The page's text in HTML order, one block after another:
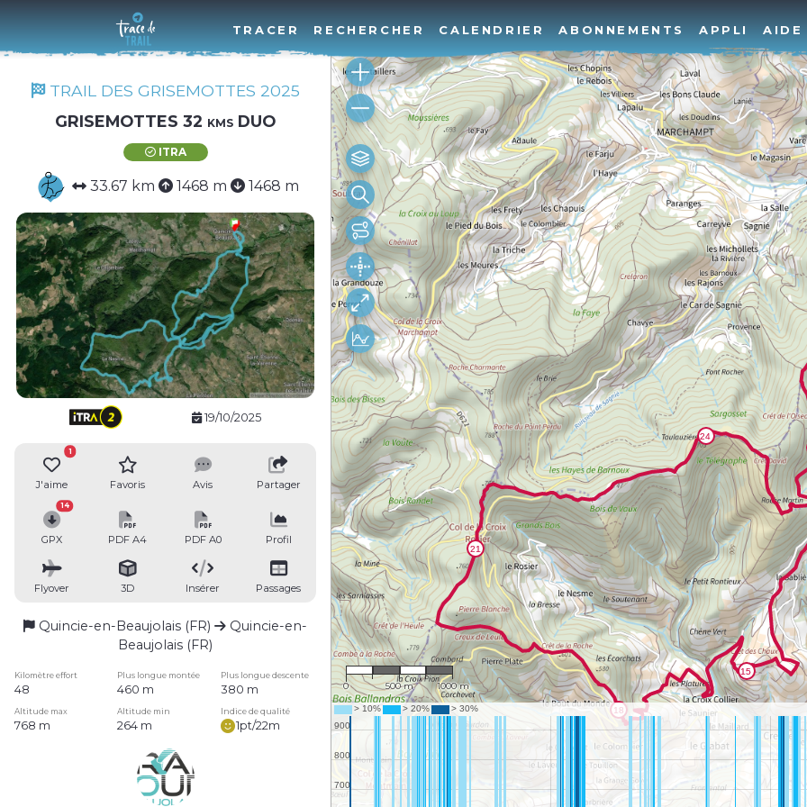
TRACER RECHERCHER CALENDRIER ABONNEMENTS APPLI AIDE
TRAIL DES GRISEMOTTES 2025
GRISEMOTTES 32 kms DUO
ITRA
33.67 km 1468 m 1468 m
19/10/2025
J'aime
1
Favoris Avis Partager
GPX
14
PDF A4 PDF A0 Profil
Flyover 3D Insérer Passages
Quincie-en-Beaujolais (FR)
Quincie-en-
Beaujolais (FR)
Kilomètre effort Plus longue montée Plus longue descente
48 460 m 380 m
Altitude max Altitude min Indice de qualité
768 m 264 m 1pt/22m
1 : 29,977
0 500 m 1000 m